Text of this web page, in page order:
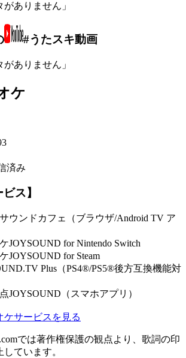
がありません」
#うたスキ動画
がありません」
ケ
済み
ス】
ウンドカフェ（ブラウザ/Android TV ア
JOYSOUND for Nintendo Switch
JOYSOUND for Steam
Plus（PS4®/PS5®後方互換機能対
JOYSOUND（スマホアプリ）
ケサービスを見る
では著作権保護の観点より、歌詞の印
ています。